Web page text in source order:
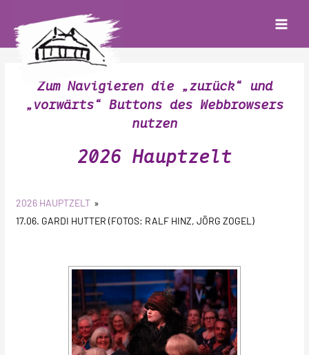
Inhalt
springen
Main
Zum Navigieren die „zurück“ und
„vorwärts“ Buttons des Webbrowsers
nutzen
2026 Hauptzelt
2026 HAUPTZELT »
17.06. GARDI HUTTER (FOTOS: RALF HINZ, JÖRG ZOGEL)